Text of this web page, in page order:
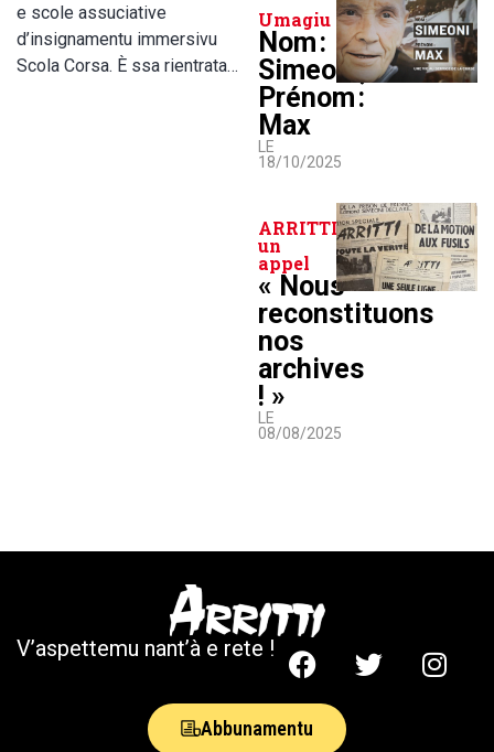
e scole assuciative
d’insignamentu immersivu
Scola Corsa. È ssa rientrata…
Umagiu
Nom :
Simeoni,
Prénom :
Max
LE
18/10/2025
ARRITTI lance
un
appel
« Nous
reconstituons
nos
archives
! »
LE
08/08/2025
V’aspettemu nant’à e rete !
Abbunamentu